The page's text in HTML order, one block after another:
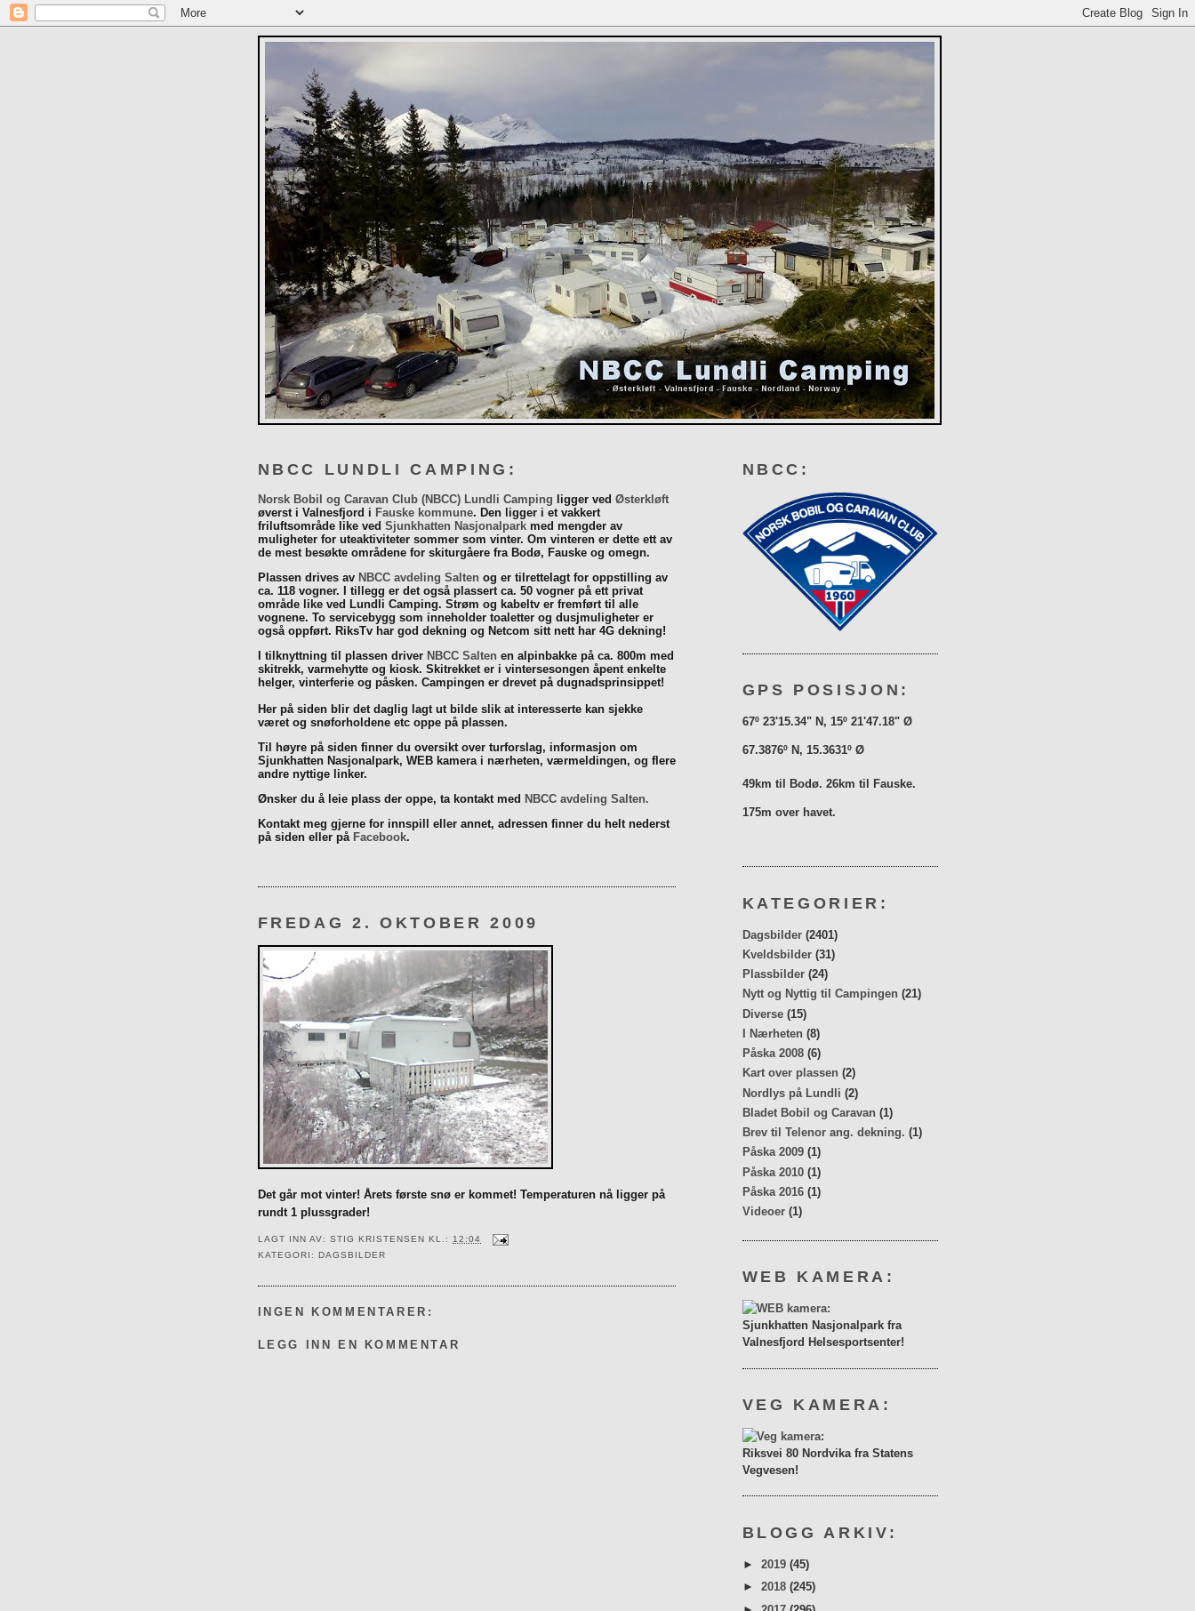
NBCC LUNDLI CAMPING:
Norsk Bobil og Caravan Club (NBCC) Lundli Camping ligger ved Østerkløft
øverst i Valnesfjord i Fauske kommune. Den ligger i et vakkert
friluftsområde like ved Sjunkhatten Nasjonalparkmed mengder av
muligheter for uteaktiviteter sommer som vinter. Om vinteren er dette ett av
de mest besøkte områdene for skiturgåere fra Bodø, Fauske og omegn.
Plassen drives av NBCC avdeling Salten og er tilrettelagt for oppstilling av
ca. 118 vogner. I tillegg er det også plassert ca. 50 vogner på ett privat
område like ved Lundli Camping. Strøm og kabeltv er fremført til alle
vognene. To servicebygg som inneholder toaletter og dusjmuligheter er
også oppført. RiksTv har god dekning og Netcom sitt nett har 4G dekning!
I tilknyttning til plassen driver NBCC Salten en alpinbakke på ca. 800m med
skitrekk, varmehytte og kiosk. Skitrekket er i vintersesongen åpent enkelte
helger, vinterferie og påsken. Campingen er drevet på dugnadsprinsippet!
Her på siden blir det daglig lagt ut bilde slik at interesserte kan sjekke
været og snøforholdene etc oppe på plassen.
Til høyre på siden finner du oversikt over turforslag, informasjon om
Sjunkhatten Nasjonalpark, WEB kamera i nærheten, værmeldingen, og flere
andre nyttige linker.
Ønsker du å leie plass der oppe, ta kontakt med NBCC avdeling Salten.
Kontakt meg gjerne for innspill eller annet, adressen finner du helt nederst
på siden eller på Facebook.
FREDAG 2. OKTOBER 2009
Det går mot vinter! Årets første snø er kommet! Temperaturen nå ligger på
rundt 1 plussgrader!
LAGT INN AV: STIG KRISTENSEN KL.: 12:04
KATEGORI: DAGSBILDER
INGEN KOMMENTARER:
LEGG INN EN KOMMENTAR
NBCC:
GPS POSISJON:
67º 23'15.34" N, 15º 21'47.18" Ø
67.3876º N, 15.3631º Ø
49km til Bodø. 26km til Fauske.
175m over havet.
KATEGORIER:
Dagsbilder (2401)
Kveldsbilder (31)
Plassbilder (24)
Nytt og Nyttig til Campingen (21)
Diverse (15)
I Nærheten (8)
Påska 2008 (6)
Kart over plassen (2)
Nordlys på Lundli (2)
Bladet Bobil og Caravan (1)
Brev til Telenor ang. dekning. (1)
Påska 2009 (1)
Påska 2010 (1)
Påska 2016 (1)
Videoer (1)
WEB KAMERA:
Sjunkhatten Nasjonalpark fra
Valnesfjord Helsesportsenter!
VEG KAMERA:
Riksvei 80 Nordvika fra Statens
Vegvesen!
BLOGG ARKIV:
► 2019 (45)
► 2018 (245)